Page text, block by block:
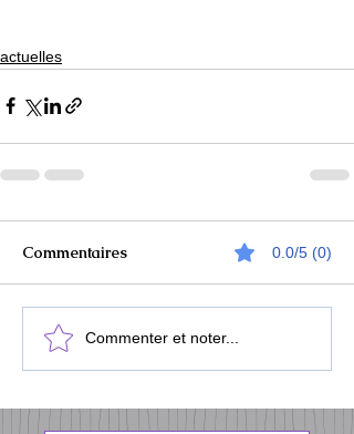
actuelles
Commentaires 0.0/5 (0)
Commenter et noter...